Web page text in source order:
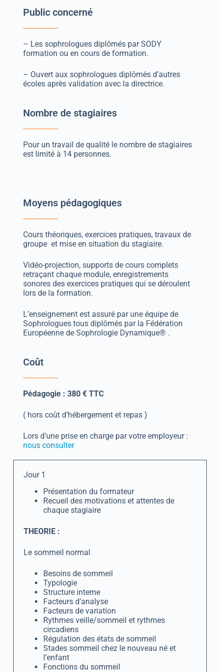
Public concerné
– Les sophrologues diplômés par SODY
formation ou en cours de formation.
– Ouvert aux sophrologues diplômés d’autres
écoles après validation avec la directrice.
Nombre de stagiaires
Pour un travail de qualité le nombre de stagiaires
est limité à 14 personnes.
Moyens pédagogiques
Cours théoriques, exercices pratiques, travaux de
groupe et mise en situation du stagiaire.
Vidéo-projection, supports de cours complets
retraçant chaque module, enregistrements
sonores des exercices pratiques qui se déroulent
lors de la formation.
L’enseignement est assuré par une équipe de
Sophrologues tous diplômés par la Fédération
Européenne de Sophrologie Dynamique® .
Coût
Pédagogie : 380 € TTC
( hors coût d’hébergement et repas )
Lors d’une prise en charge par votre employeur :
nous consulter
Jour 1
Présentation du formateur
Recueil des motivations et attentes de
chaque stagiaire
THEORIE :
Le sommeil normal
Besoins de sommeil
Typologie
Structure interne
Facteurs d’analyse
Facteurs de variation
Rythmes veille/sommeil et rythmes
circadiens
Régulation des états de sommeil
Stades sommeil chez le nouveau né et
l’enfant
Fonctions du sommeil